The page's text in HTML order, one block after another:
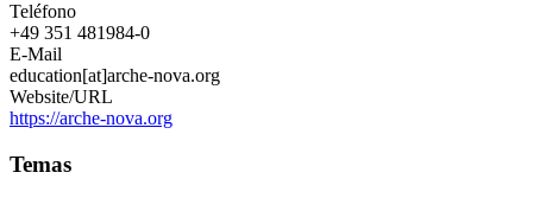
Teléfono
+49 351 481984-0
E-Mail
education[at]arche-nova.org
Website/URL
https://arche-nova.org
Temas